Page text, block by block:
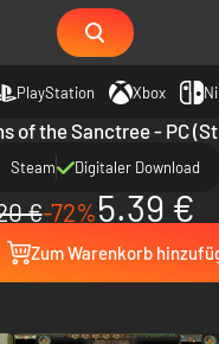
PlayStation Xbox
of the Sanctree - PC
Steam Digitaler Download
€-72%5.39 €
Zum Warenkorb